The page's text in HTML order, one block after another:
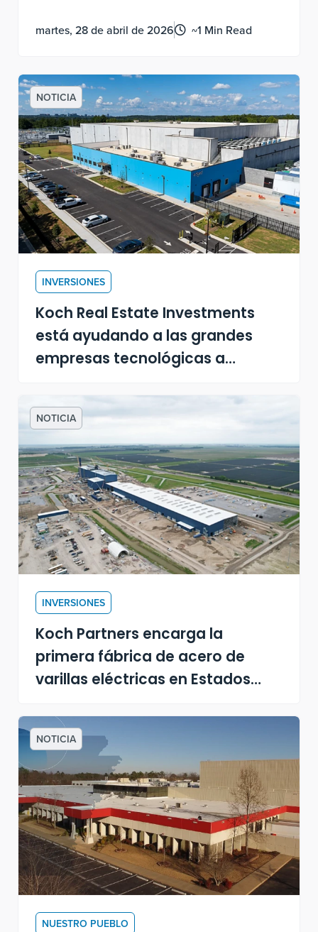
corporativas. Obtener estas certificaciones
y continuo, no una solicitud puntual.
martes, 28 de abril de 2026 ~1 Min Read
NOTICIA
INVERSIONES
Koch Real Estate Investments
está ayudando a las grandes
empresas tecnológicas a
nuevos centros de datos
NOTICIA
INVERSIONES
Koch Partners encarga la
primera fábrica de acero de
varillas eléctricas en Estados
solar
NOTICIA
NUESTRO PUEBLO